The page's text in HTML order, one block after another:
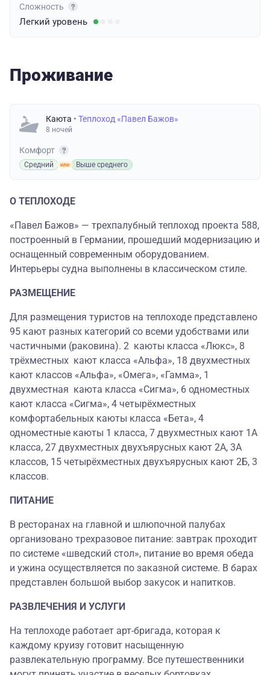
Сложность
Легкий уровень
Проживание
Каюта • Теплоход «Павел Бажов»
8 ночей
Комфорт
Средний Выше среднего
О ТЕПЛОХОДЕ
«Павел Бажов» — трехпалубный теплоход проекта 588,
построенный в Германии, прошедший модернизацию и
оснащенный современным оборудованием.
Интерьеры судна выполнены в классическом стиле.
РАЗМЕЩЕНИЕ
Для размещения туристов на теплоходе представлено
95 кают разных категорий со всеми удобствами или
частичными (раковина). 2 каюты класса «Люкс», 8
трёхместных кают класса «Альфа», 18 двухместных
кают классов «Альфа», «Омега», «Гамма», 1
двухместная каюта класса «Сигма», 6 одноместных
кают класса «Сигма», 4 четырёхместных
комфортабельных каюты класса «Бета», 4
одноместные каюты 1 класса, 7 двухместных кают 1А
класса, 27 двухместных двухъярусных кают 2А, 3А
классов, 15 четырёхместных двухъярусных кают 2Б, 3
классов.
ПИТАНИЕ
В ресторанах на главной и шлюпочной палубах
организовано трехразовое питание: завтрак проходит
по системе «шведский стол», питание во время обеда
и ужина осуществляется по заказной системе. В барах
представлен большой выбор закусок и напитков.
РАЗВЛЕЧЕНИЯ И УСЛУГИ
На теплоходе работает арт-бригада, которая к
каждому круизу готовит насыщенную
развлекательную программу. Все путешественники